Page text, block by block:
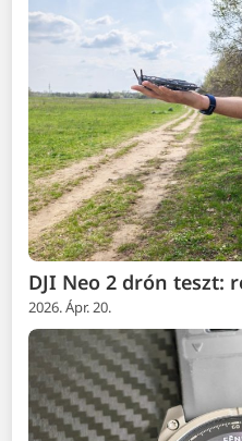
DJI Neo 2 drón teszt:
2026. Ápr. 20.